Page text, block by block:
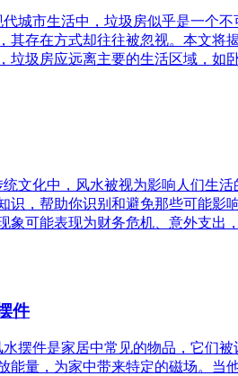
城市生活中，垃圾房似乎是一个
其存在方式却往往被忽视。本文
垃圾房应远离主要的生活区域，如
文化中，风水被视为影响人们生
识，帮助你识别和避免那些可能
象可能表现为财务危机、意外支出
件
摆件是家居中常见的物品，它们
能量，为家中带来特定的磁场。当